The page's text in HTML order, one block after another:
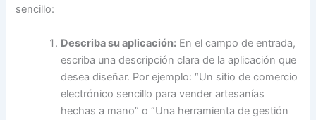
sencillo:
Describa su aplicación: En el campo de entrada,
escriba una descripción clara de la aplicación que
desea diseñar. Por ejemplo: “Un sitio de comercio
electrónico sencillo para vender artesanías
hechas a mano” o “Una herramienta de gestión